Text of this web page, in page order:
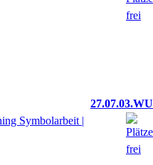
27.07.03.WU
Symbolarbeit |